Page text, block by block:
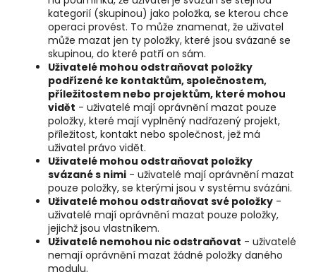
kategorií (skupinou) jako položka, se kterou chce
operaci provést. To může znamenat, že uživatel
může mazat jen ty položky, které jsou svázané se
skupinou, do které patří on sám.
Uživatelé mohou odstraňovat položky
podřízené ke kontaktům, společnostem,
příležitostem nebo projektům, které mohou
vidět - uživatelé mají oprávnění mazat pouze
položky, které mají vyplněný nadřazený projekt,
příležitost, kontakt nebo společnost, jež má
uživatel právo vidět.
Uživatelé mohou odstraňovat položky
svázané s nimi - uživatelé mají oprávnění mazat
pouze položky, se kterými jsou v systému svázáni.
Uživatelé mohou odstraňovat své položky -
uživatelé mají oprávnění mazat pouze položky,
jejichž jsou vlastníkem.
Uživatelé nemohou nic odstraňovat - uživatelé
nemají oprávnění mazat žádné položky daného
modulu.